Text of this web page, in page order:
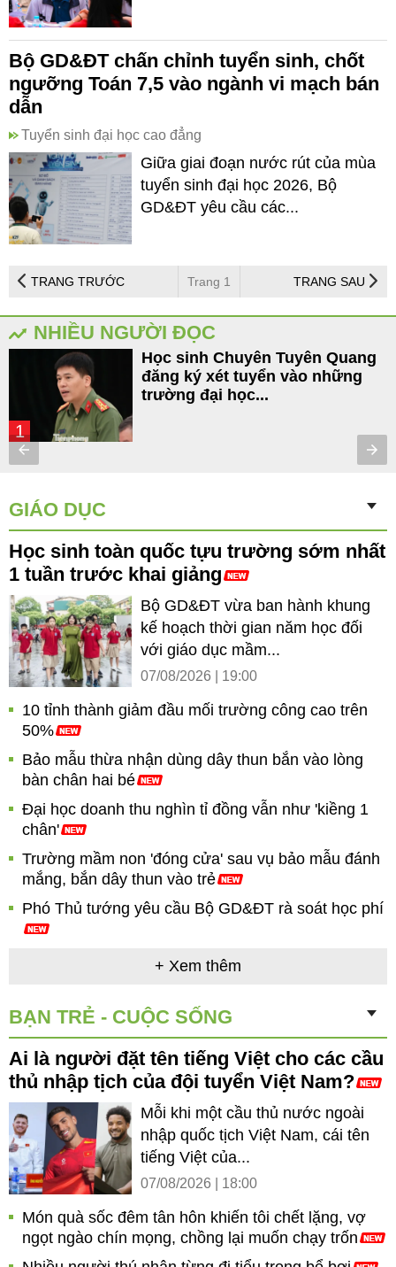
Bộ GD&ĐT chấn chỉnh tuyển sinh, chốt
ngưỡng Toán 7,5 vào ngành vi mạch bán
dẫn
Tuyển sinh đại học cao đẳng
Giữa giai đoạn nước rút của mùa
tuyển sinh đại học 2026, Bộ
GD&ĐT yêu cầu các...
TRANG TRƯỚC Trang 1 TRANG SAU
NHIỀU NGƯỜI ĐỌC
1
Học sinh Chuyên Tuyên Quang
đăng ký xét tuyển vào những
trường đại học...
GIÁO DỤC
Học sinh toàn quốc tựu trường sớm nhất
1 tuần trước khai giảng
Bộ GD&ĐT vừa ban hành khung
kế hoạch thời gian năm học đối
với giáo dục mầm...
07/08/2026 | 19:00
10 tỉnh thành giảm đầu mối trường công cao trên
50%
Bảo mẫu thừa nhận dùng dây thun bắn vào lòng
bàn chân hai bé
Đại học doanh thu nghìn tỉ đồng vẫn như 'kiềng 1
chân'
Trường mầm non 'đóng cửa' sau vụ bảo mẫu đánh
mắng, bắn dây thun vào trẻ
Phó Thủ tướng yêu cầu Bộ GD&ĐT rà soát học phí
+ Xem thêm
BẠN TRẺ - CUỘC SỐNG
Ai là người đặt tên tiếng Việt cho các cầu
thủ nhập tịch của đội tuyển Việt Nam?
Mỗi khi một cầu thủ nước ngoài
nhập quốc tịch Việt Nam, cái tên
tiếng Việt của...
07/08/2026 | 18:00
Món quà sốc đêm tân hôn khiến tôi chết lặng, vợ
ngọt ngào chín mọng, chồng lại muốn chạy trốn